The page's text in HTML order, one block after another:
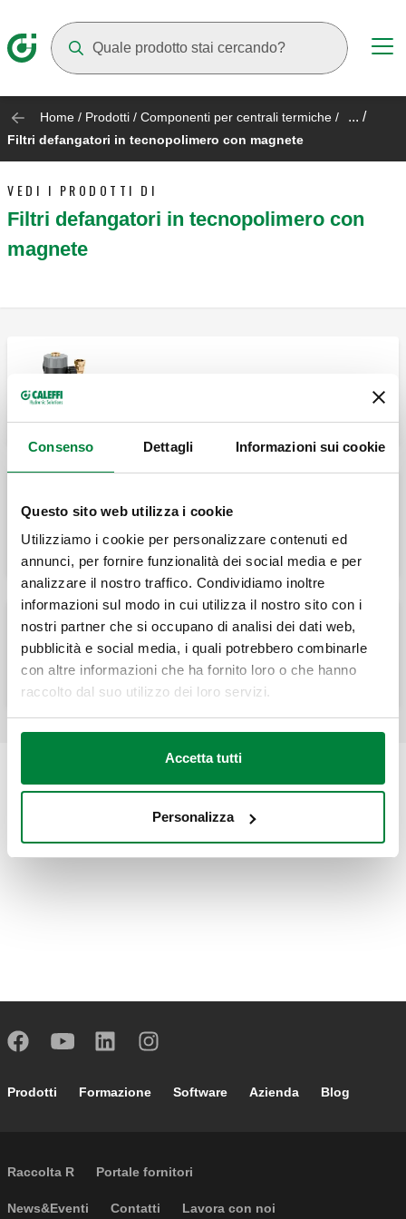
Consenso Dettagli Informazioni sui cookie
Questo sito web utilizza i cookie
Utilizziamo i cookie per personalizzare contenuti ed
annunci, per fornire funzionalità dei social media e per
analizzare il nostro traffico. Condividiamo inoltre
informazioni sul modo in cui utilizza il nostro sito con i
nostri partner che si occupano di analisi dei dati web,
pubblicità e social media, i quali potrebbero combinarle
con altre informazioni che ha fornito loro o che hanno
raccolto dal suo utilizzo dei loro servizi.
Accetta tutti
Personalizza
Home / Prodotti / Componenti per centrali termiche / ... /
Filtri defangatori in tecnopolimero con magnete
VEDI I PRODOTTI DI
Filtri defangatori in tecnopolimero con
magnete
CALEFFI XF, Filtro defangatore magnetico
Coibentazione per filtro defangatore
magnetico autopulente semiautomatico.
Footer main navigation
Prodotti Formazione Software Azienda Blog
External links
Raccolta R Portale fornitori
Footer secondary navigation
News&Eventi Contatti Lavora con noi